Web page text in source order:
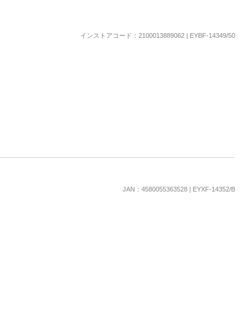
インストアコード：2100013889062 | EYBF-14349/50
JAN：4580055363528 | EYXF-14352/B